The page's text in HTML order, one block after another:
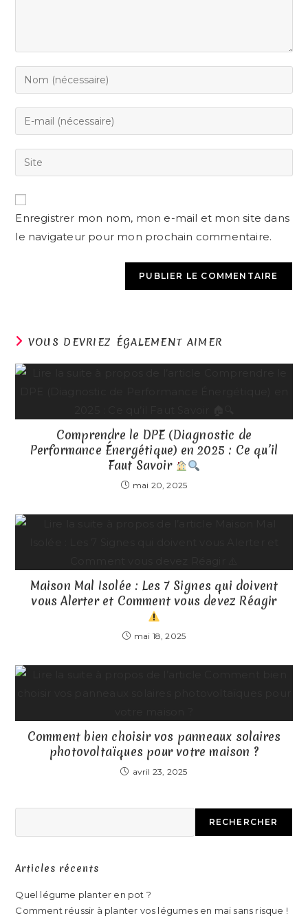
Enregistrer mon nom, mon e-mail et mon site dans
le navigateur pour mon prochain commentaire.
VOUS DEVRIEZ ÉGALEMENT AIMER
Comprendre le DPE (Diagnostic de
Performance Énergétique) en 2025 : Ce qu’il
Faut Savoir
mai 20, 2025
Maison Mal Isolée : Les 7 Signes qui doivent
vous Alerter et Comment vous devez Réagir
mai 18, 2025
Comment bien choisir vos panneaux solaires
photovoltaïques pour votre maison ?
avril 23, 2025
RECHERCHER
Articles récents
Quel légume planter en pot ?
Comment réussir à planter vos légumes en mai sans risque !